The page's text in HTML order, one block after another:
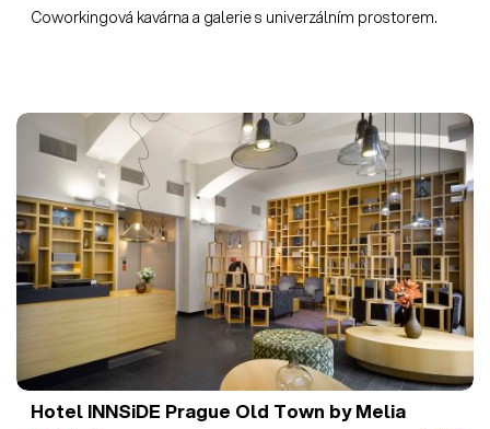
Coworkingová kavárna a galerie s univerzálním prostorem.
Hotel INNSiDE Prague Old Town by Melia